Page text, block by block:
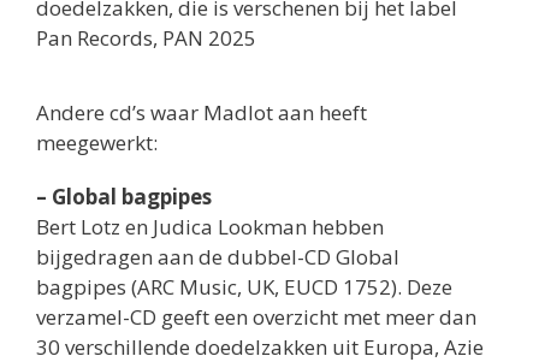
doedelzakken, die is verschenen bij het label
Pan Records, PAN 2025
Andere cd’s waar Madlot aan heeft
meegewerkt:
– Global bagpipes
Bert Lotz en Judica Lookman hebben
bijgedragen aan de dubbel-CD Global
bagpipes (ARC Music, UK, EUCD 1752). Deze
verzamel-CD geeft een overzicht met meer dan
30 verschillende doedelzakken uit Europa, Azie